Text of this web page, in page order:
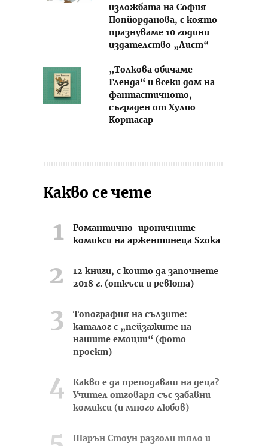
изложбата на София
Попйорданова, с която
празнуваме 10 години
издателство „Лист“
„Толкова обичаме
Гленда“ и всеки дом на
фантастичното,
съграден от Хулио
Кортасар
Какво се чете
Романтично-ироничните
комикси на аржентинеца Szoka
12 книги, с които да започнете
2018 г. (откъси и ревюта)
Топография на сълзите:
каталог с „пейзажите на
нашите емоции“ (фото
проект)
Какво е да преподаваш на деца?
Учител отговаря със забавни
комикси (и много любов)
Шарън Стоун разголи тяло и